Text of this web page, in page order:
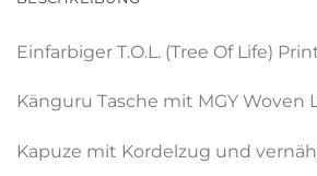
Einfarbiger T.O.L. (Tree Of Life)
Känguru Tasche mit MGY Woven
Kapuze mit Kordelzug und